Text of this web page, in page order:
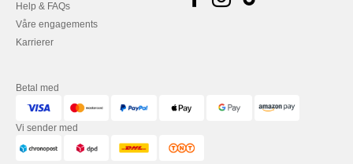
Help & FAQs
Våre engagements
Karrierer
Betal med
Vi sender med